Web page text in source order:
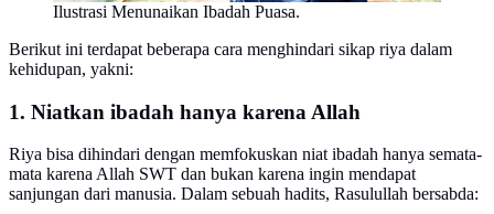
Ilustrasi Menunaikan Ibadah Puasa.
Berikut ini terdapat beberapa cara menghindari sikap riya dalam
kehidupan, yakni:
1. Niatkan ibadah hanya karena Allah
Riya bisa dihindari dengan memfokuskan niat ibadah hanya semata-
mata karena Allah SWT dan bukan karena ingin mendapat
sanjungan dari manusia. Dalam sebuah hadits, Rasulullah bersabda: